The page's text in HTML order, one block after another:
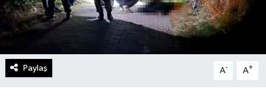
Paylaş A- A+